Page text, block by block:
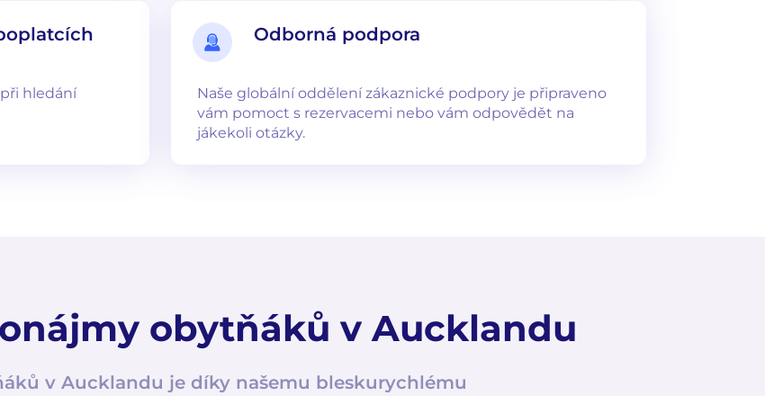
hledání
Odborná podpora
Naše globální oddělení zákaznické podpory je připraveno
vám pomoct s rezervacemi nebo vám odpovědět na
jákekoli otázky.
obytňáků v Aucklandu
v Aucklandu je díky našemu bleskurychlému